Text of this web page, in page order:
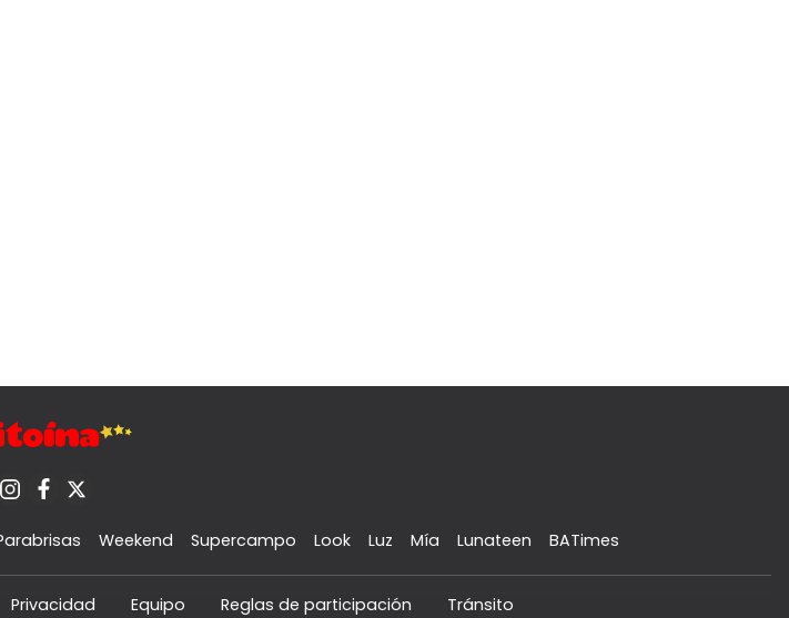
Weekend Supercampo Look Luz Mía Lunateen BATimes
Privacidad Equipo Reglas de participación Tránsito